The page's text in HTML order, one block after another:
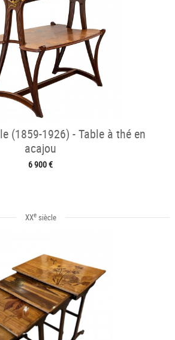
(1859-1926) - Table à thé en
acajou
6 900 €
XXesiècle